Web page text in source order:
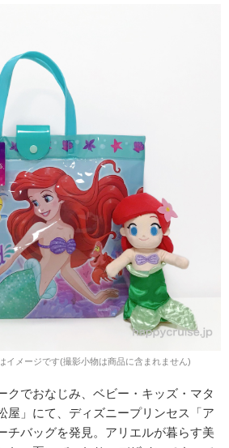
メージです(撮影小物は商品に含まれません)
クでおなじみ、ベビー・キッズ・マタ
屋」にて、ディズニープリンセス「ア
チバッグを発見。アリエルが暮らす美